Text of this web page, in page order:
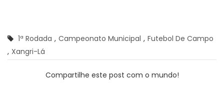
1ª Rodada , Campeonato Municipal , Futebol De Campo
, Xangri-Lá
Compartilhe este post com o mundo!